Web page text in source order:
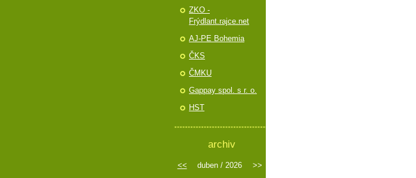
ZKO -
Frýdlant.rajce.net
AJ-PE Bohemia
ČKS
ČMKU
Gappay spol. s r. o.
HST
archiv
<< duben / 2026 >>